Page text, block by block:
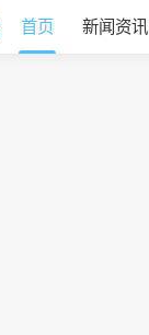
首页 新闻资讯